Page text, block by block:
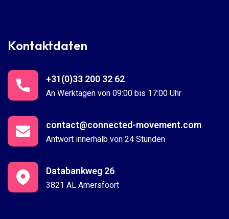
Kontaktdaten
An Werktagen von 09:00 bis 17:00 Uhr
+31(0)33 200 32 62
Antwort innerhalb von 24 Stunden
contact@connected-movement.com
3821 AL Amersfoort
Databankweg 26